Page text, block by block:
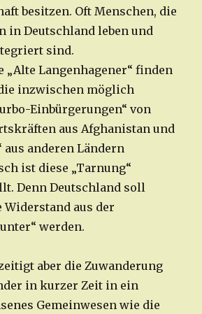
besitzen. Oft Menschen, die
in Deutschland leben und
sind.
„Alte Langenhagener“ finden
inzwischen möglich
Einbürgerungen“ von
aus Afghanistan und
aus anderen Ländern
ist diese „Tarnung“
Denn Deutschland soll
aus der
werden.
aber die Zuwanderung
in kurzer Zeit in ein
Gemeinwesen wie die